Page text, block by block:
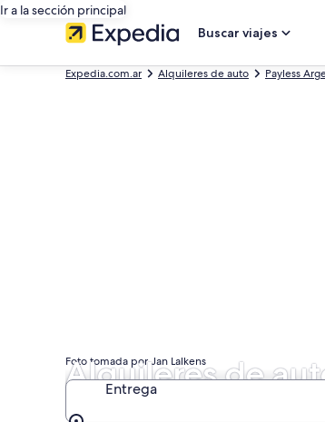
Ir a la sección principal
Buscar viajes
Expedia.com.ar Alquileres de auto Payless
Alquileres de
Foto tomada por Jan Lalkens
Entrega